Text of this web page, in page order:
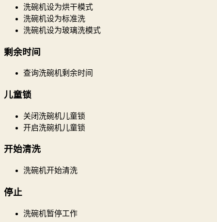
洗碗机设为烘干模式
洗碗机设为标准洗
洗碗机设为玻璃洗模式
剩余时间
查询洗碗机剩余时间
儿童锁
关闭洗碗机儿童锁
开启洗碗机儿童锁
开始清洗
洗碗机开始清洗
停止
洗碗机暂停工作